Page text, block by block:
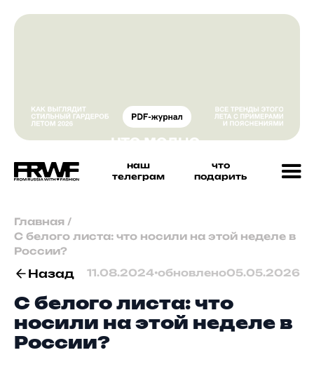
наш
телеграм
что
подарить
Главная /
С белого листа: что носили на этой неделе в
России?
Назад 11.08.2024•обновлено05.05.2026
С белого листа: что
носили на этой неделе в
России?